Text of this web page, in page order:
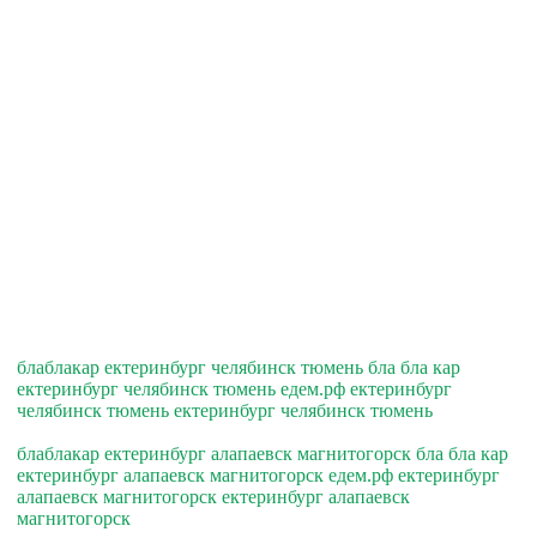
блаблакар ектеринбург челябинск тюмень бла бла кар
ектеринбург челябинск тюмень едем.рф ектеринбург
челябинск тюмень ектеринбург челябинск тюмень
блаблакар ектеринбург алапаевск магнитогорск бла бла кар
ектеринбург алапаевск магнитогорск едем.рф ектеринбург
алапаевск магнитогорск ектеринбург алапаевск
магнитогорск